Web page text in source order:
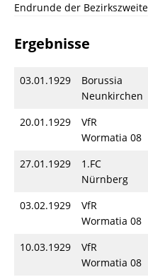
Endrunde der
Ergebnisse
03.01.1929
Borussia
Neunkirchen
20.01.1929
VfR
Wormatia 08
27.01.1929
1.FC
Nürnberg
03.02.1929
VfR
Wormatia 08
10.03.1929
VfR
Wormatia 08